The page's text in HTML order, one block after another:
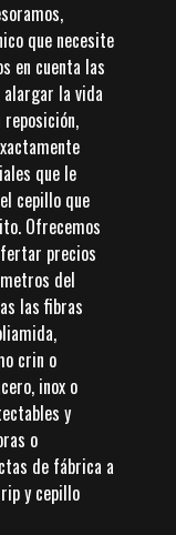
que necesite
en cuenta las
la vida
que le
cepillo que
Ofrecemos
precios
del
las fibras
crin o
inox o
y
o
de fábrica a
y cepillo